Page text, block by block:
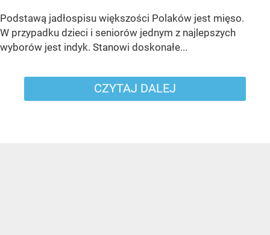
Podstawą jadłospisu większości Polaków jest mięso.
W przypadku dzieci i seniorów jednym z najlepszych
wyborów jest indyk. Stanowi doskonałe...
CZYTAJ DALEJ